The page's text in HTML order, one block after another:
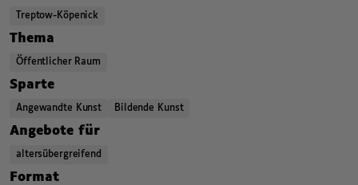
Treptow-Köpenick
,,Thema
Öffentlicher Raum
,,Sparte,
Angewandte Kunst
Bildende Kunst
Angebote für,
altersübergreifend
,,Format,